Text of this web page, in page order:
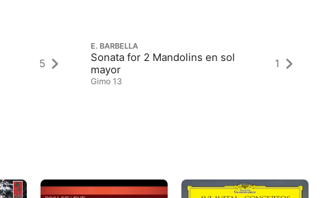
5
E. BARBELLA
Sonata for 2 Mandolins en sol
mayor
Gimo 13
1